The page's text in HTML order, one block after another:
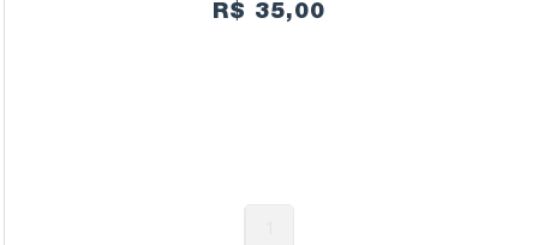
R$ 35,00